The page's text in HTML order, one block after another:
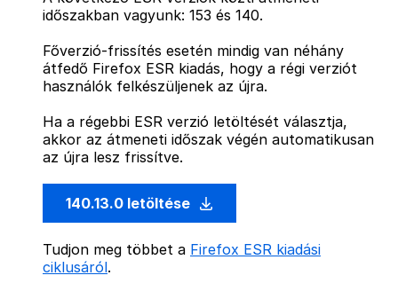
időszakban vagyunk: 153 és 140.
Főverzió-frissítés esetén mindig van néhány
átfedő Firefox ESR kiadás, hogy a régi verziót
használók felkészüljenek az újra.
Ha a régebbi ESR verzió letöltését választja,
akkor az átmeneti időszak végén automatikusan
az újra lesz frissítve.
140.13.0 letöltése
Tudjon meg többet a Firefox ESR kiadási
ciklusáról.